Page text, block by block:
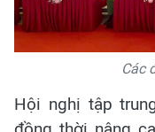
Các
Hội nghị tập